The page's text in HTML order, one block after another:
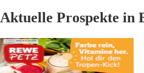
Aktuelle Prospekte in